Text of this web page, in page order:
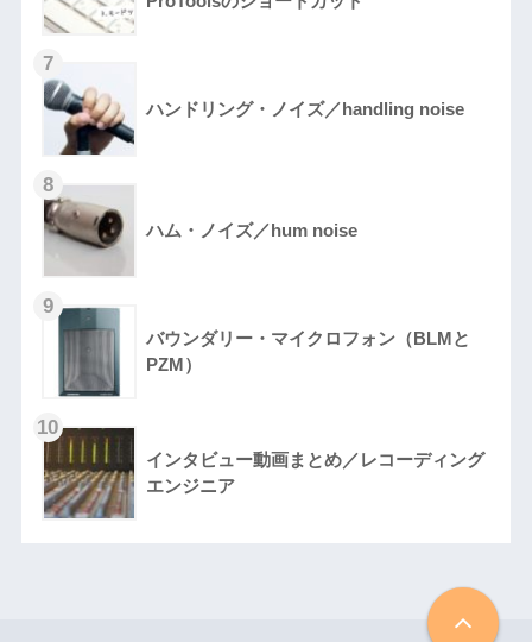
ハンドリング・ノイズ／handling noise
ハム・ノイズ／hum noise
バウンダリー・マイクロフォン（BLMと
PZM）
インタビュー動画まとめ／レコーディング
エンジニア